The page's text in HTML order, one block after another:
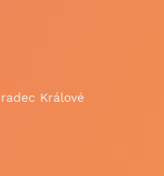
Králové